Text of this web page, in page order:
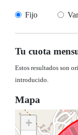
Fijo
Tu cuota
Estos resultados son
introducido.
Mapa
+